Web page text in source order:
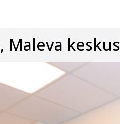
Maleva keskus